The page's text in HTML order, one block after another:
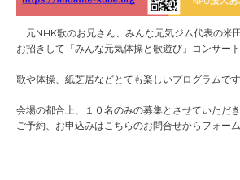
元NHK歌のお兄さん、みんな元気ジム代表の米
お招きして「みんな元気体操と歌遊び」コンサート
歌や体操、紙芝居などとても楽しいプログラムです
会場の都合上、１０名のみの募集とさせていただき
ご予約、お申込みはこちらのお問合せからフォー